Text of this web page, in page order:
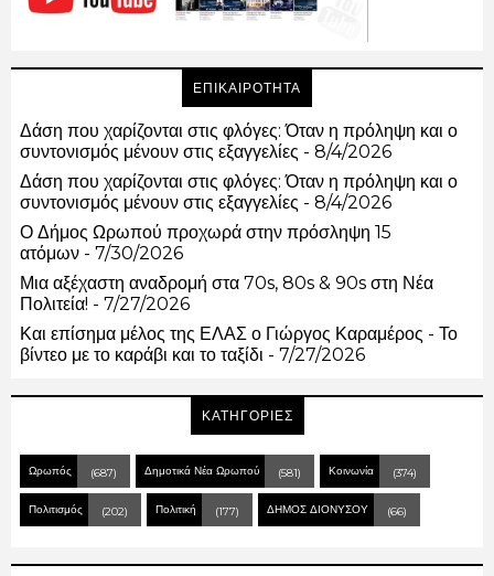
ΕΠΙΚΑΙΡΟΤΗΤΑ
Δάση που χαρίζονται στις φλόγες: Όταν η πρόληψη και ο
συντονισμός μένουν στις εξαγγελίες - 8/4/2026
Δάση που χαρίζονται στις φλόγες: Όταν η πρόληψη και ο
συντονισμός μένουν στις εξαγγελίες - 8/4/2026
Ο Δήμος Ωρωπού προχωρά στην πρόσληψη 15
ατόμων - 7/30/2026
Μια αξέχαστη αναδρομή στα 70s, 80s & 90s στη Νέα
Πολιτεία! - 7/27/2026
Και επίσημα μέλος της ΕΛΑΣ ο Γιώργος Καραμέρος - Το
βίντεο με το καράβι και το ταξίδι - 7/27/2026
ΚΑΤΗΓΟΡΙΕΣ
Ωρωπός (687) Δημοτικά Νέα Ωρωπού (581) Κοινωνία (374)
Πολιτισμός (202) Πολιτική (177) ΔΗΜΟΣ ΔΙΟΝΥΣΟΥ (66)